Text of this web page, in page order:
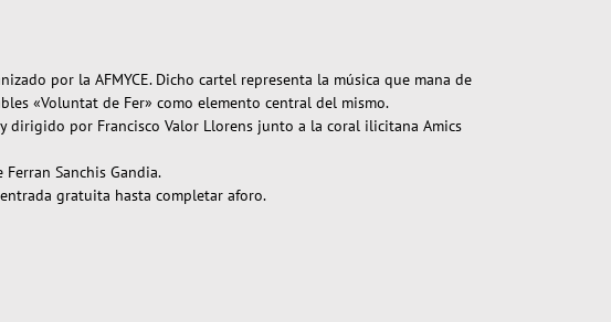
por la AFMYCE. Dicho cartel representa la música que mana de
«Voluntat de Fer» como elemento central del mismo.
dirigido por Francisco Valor Llorens junto a la coral ilicitana Amics
Sanchis Gandia.
gratuita hasta completar aforo.